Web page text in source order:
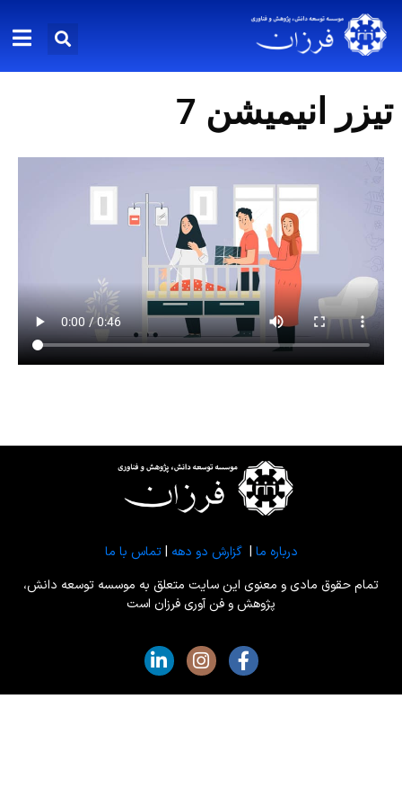
تیزر انیمیشن 7
درباره ما |گزارش دو دهه |تماس با ما
تمام حقوق مادی و معنوی این سایت متعلق به موسسه توسعه دانش،
پژوهش و فن آوری فرزان است